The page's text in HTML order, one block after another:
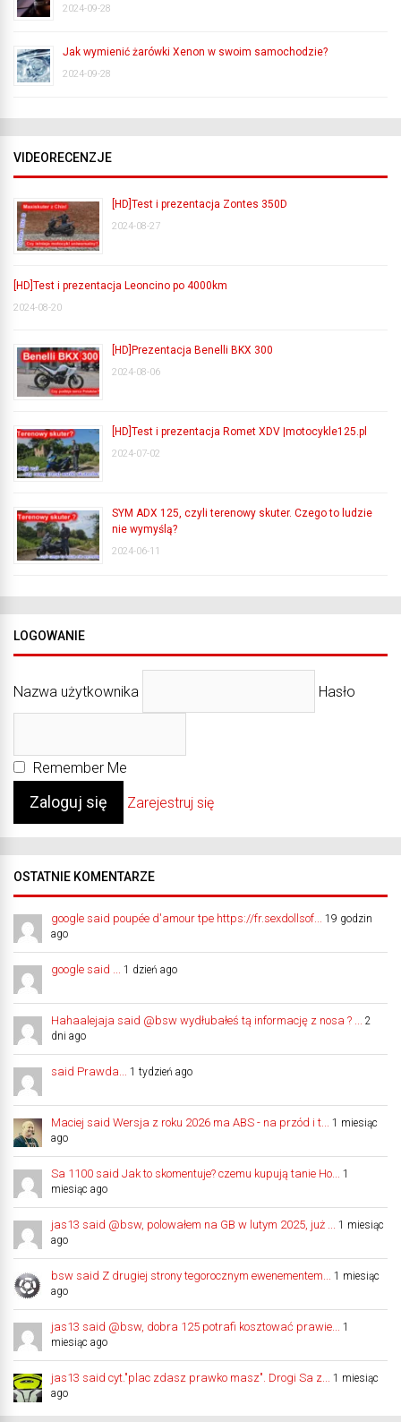
2024-09-28
Jak wymienić żarówki Xenon w swoim samochodzie?
2024-09-28
VIDEORECENZJE
[HD]Test i prezentacja Zontes 350D
2024-08-27
[HD]Test i prezentacja Leoncino po 4000km
2024-08-20
[HD]Prezentacja Benelli BKX 300
2024-08-06
[HD]Test i prezentacja Romet XDV |motocykle125.pl
2024-07-02
SYM ADX 125, czyli terenowy skuter. Czego to ludzie
nie wymyślą?
2024-06-11
LOGOWANIE
Nazwa użytkownika Hasło
Remember Me
Zarejestruj się
OSTATNIE KOMENTARZE
google said poupée d'amour tpe https://fr.sexdollsof...
19 godzin
ago
google said ... 1 dzień ago
Hahaalejaja said @bsw wydłubałeś tą informację z nosa ? ...
2
dni ago
said Prawda... 1 tydzień ago
Maciej said Wersja z roku 2026 ma ABS - na przód i t...
1 miesiąc
ago
Sa 1100 said Jak to skomentuje? czemu kupują tanie Ho...
1
miesiąc ago
jas13 said @bsw, polowałem na GB w lutym 2025, już ...
1 miesiąc
ago
bsw said Z drugiej strony tegorocznym ewenementem...
1 miesiąc
ago
jas13 said @bsw, dobra 125 potrafi kosztować prawie...
1
miesiąc ago
jas13 said cyt."plac zdasz prawko masz". Drogi Sa z...
1 miesiąc
ago